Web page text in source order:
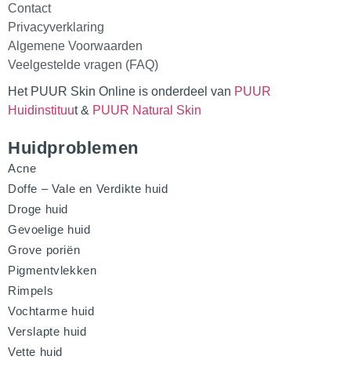
Contact
Privacyverklaring
Algemene Voorwaarden
Veelgestelde vragen (FAQ)
Het PUUR Skin Online is onderdeel van PUUR
Huidinstituut & PUUR Natural Skin
Huidproblemen
Acne
Doffe – Vale en Verdikte huid
Droge huid
Gevoelige huid
Grove poriën
Pigmentvlekken
Rimpels
Vochtarme huid
Verslapte huid
Vette huid